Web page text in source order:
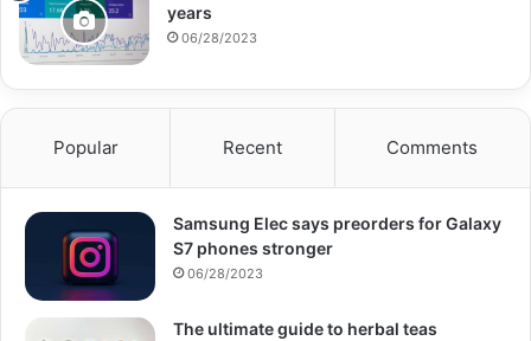
years
06/28/2023
Popular Recent Comments
Samsung Elec says preorders for Galaxy
S7 phones stronger
06/28/2023
The ultimate guide to herbal teas